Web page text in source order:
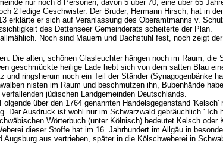
nur noch 8 Personen, davon 5 über 70, eine über 65
2 ledige Geschwister. Der Bruder, Hermann Hirsch, hat in
erklärte er sich auf Veranlassung des Oberamtmanns v.
des Dettenseer Gemeinderats scheiterte der Plan.
Noch sind Mauern und Dachstuhl fest, noch zeigt
Die alten, schönen Glasleuchter hängen noch im Raum;
geschmückte heilige Lade hebt sich von dem satten Blau
und ringsherum noch ein Teil der Ständer (Synagogenbänke
nisten im Raum und beschmutzen ihn, Bubenhände
jüdischen Landgemeinden Deutschlands.
über den 1764 genannten Handelsgegenstand
Der Ausdruck ist wohl nur im Schwarzwald gebräuchlich.'
Wörterbuch (unter Kölnisch) bedeutet Kelsch
dieser Stoffe hat im 16. Jahrhundert im Allgäu in
Augsburg aus vertrieben, später in die Kölschweberei in